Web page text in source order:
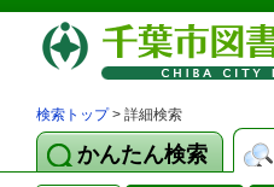
検索トップ> 詳細検索
かんたん検索